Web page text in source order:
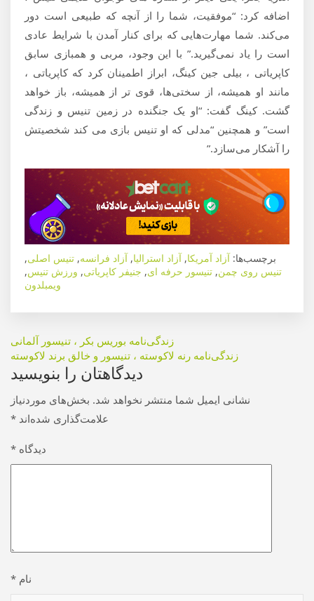
اضافه کرد: “موفقیت، شما را از آنچه که طبیعی است دور
می‌کند. شما مهارت‌هایی که برای کنار آمدن با شرایط عادی
است را یاد نمی‌گیرید.” با این وجود، مربی و همبازی سابق
کاپریاتی ، بیلی جین کینگ، ابراز اطمینان کرد که کاپریاتی ،
مانند او همیشه، از سختی‌ها، قوی تر از همیشه، باز خواهد
گشت. کینگ گفت: “او یک جنگنده در زمین تنیس و زندگی
است” و همچنین “مدلی که او تنیس بازی می کند شخصیتش
را آشکار می‌سازد.”
برچسب‌ها: آزاد آمریکا, آزاد استرالیا, آزاد فرانسه, تنیس اصلی,
تنیس روی چمن, تنیسور حرفه ای, جنیفر کاپریاتی, ورزش تنیس,
ویمبلدون
زندگی‌نامه بوریس بکر ، تنیسور آلمانی
زندگی‌نامه رنه لاکوسته ، تنیسور و خالق برند لاکوسته
دیدگاهتان را بنویسید
نشانی ایمیل شما منتشر نخواهد شد. بخش‌های موردنیاز
علامت‌گذاری شده‌اند *
دیدگاه *
نام *